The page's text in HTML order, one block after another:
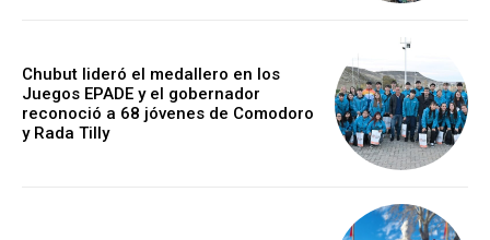
Chubut lideró el medallero en los
Juegos EPADE y el gobernador
reconoció a 68 jóvenes de Comodoro
y Rada Tilly